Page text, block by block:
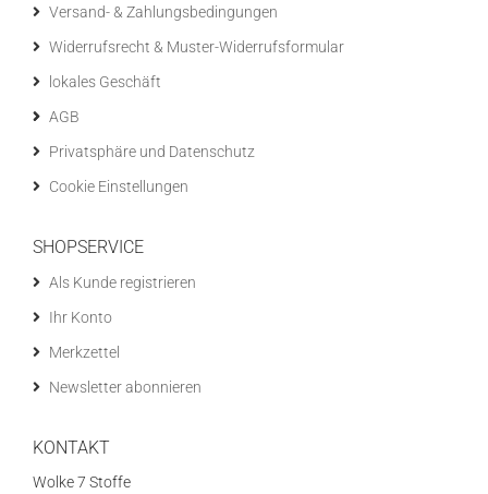
Versand- & Zahlungsbedingungen
Widerrufsrecht & Muster-Widerrufsformular
lokales Geschäft
AGB
Privatsphäre und Datenschutz
Cookie Einstellungen
SHOPSERVICE
Als Kunde registrieren
Ihr Konto
Merkzettel
Newsletter abonnieren
KONTAKT
Wolke 7 Stoffe